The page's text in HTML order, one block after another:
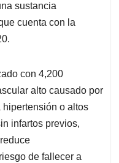
sustancia
cuenta con la
con 4,200
alto causado por
o altos
infartos previos,
de fallecer a